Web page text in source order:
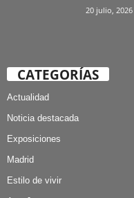
20 julio, 2026
CATEGORÍAS
Actualidad
Noticia destacada
Exposiciones
Madrid
Estilo de vivir